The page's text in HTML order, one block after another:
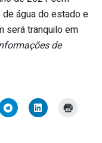
água do estado e
será tranquilo em
de